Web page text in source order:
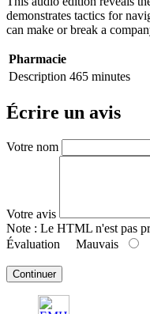
demonstrates tactics for
can make or break a
Pharmacie
Description 465 minutes
Écrire un avis
Votre nom
Votre avis
Note : Le HTML n'est pas
Évaluation Mauvais
Continuer